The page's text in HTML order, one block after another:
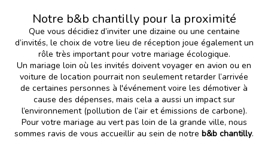
Notre b&b chantilly pour la proximité
Que vous décidiez d’inviter une dizaine ou une centaine
d’invités, le choix de votre lieu de réception joue également un
rôle très important pour votre mariage écologique.
Un mariage loin où les invités doivent voyager en avion ou en
voiture de location pourrait non seulement retarder l’arrivée
de certaines personnes à l'événement voire les démotiver à
cause des dépenses, mais cela a aussi un impact sur
l’environnement (pollution de l’air et émissions de carbone).
Pour votre mariage au vert pas loin de la grande ville, nous
sommes ravis de vous accueillir au sein de notre b&b chantilly.